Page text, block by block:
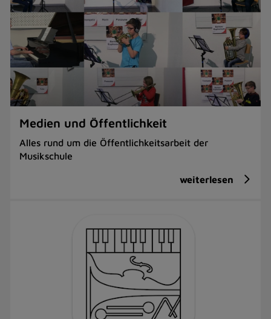
Medien und Öffentlichkeit
Alles rund um die Öffentlichkeitsarbeit der
Musikschule
weiterlesen